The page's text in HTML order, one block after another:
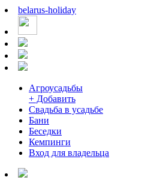
belarus-holiday
Агроусадьбы
+ Добавить
Свадьба в усадьбе
Бани
Беседки
Кемпинги
Вход для владельца